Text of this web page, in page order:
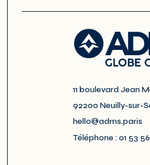
11 boulevard Jean
92200 Neuilly-sur-
hello@adms.paris
Téléphone : 01 53